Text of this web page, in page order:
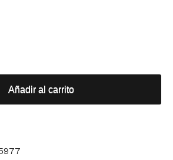
Añadir al carrito